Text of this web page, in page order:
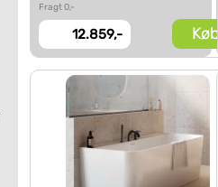
Fragt 0,-
12.859,- Køb